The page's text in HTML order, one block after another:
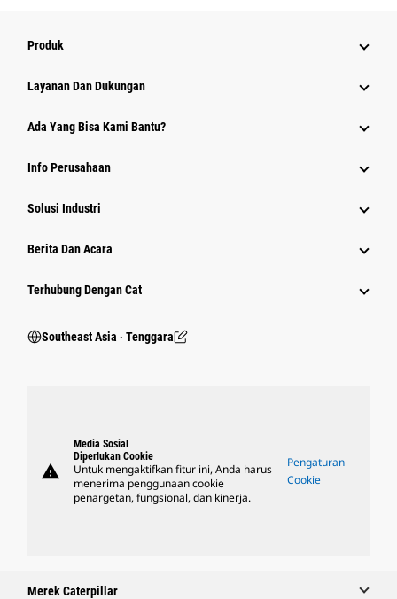
Produk
Layanan Dan Dukungan
Ada Yang Bisa Kami Bantu?
Info Perusahaan
Solusi Industri
Berita Dan Acara
Terhubung Dengan Cat
Southeast Asia ‧ Tenggara
warning
Media Sosial
Diperlukan Cookie
Untuk mengaktifkan fitur ini, Anda harus
menerima penggunaan cookie
penargetan, fungsional, dan kinerja.
Pengaturan
Cookie
Merek Caterpillar